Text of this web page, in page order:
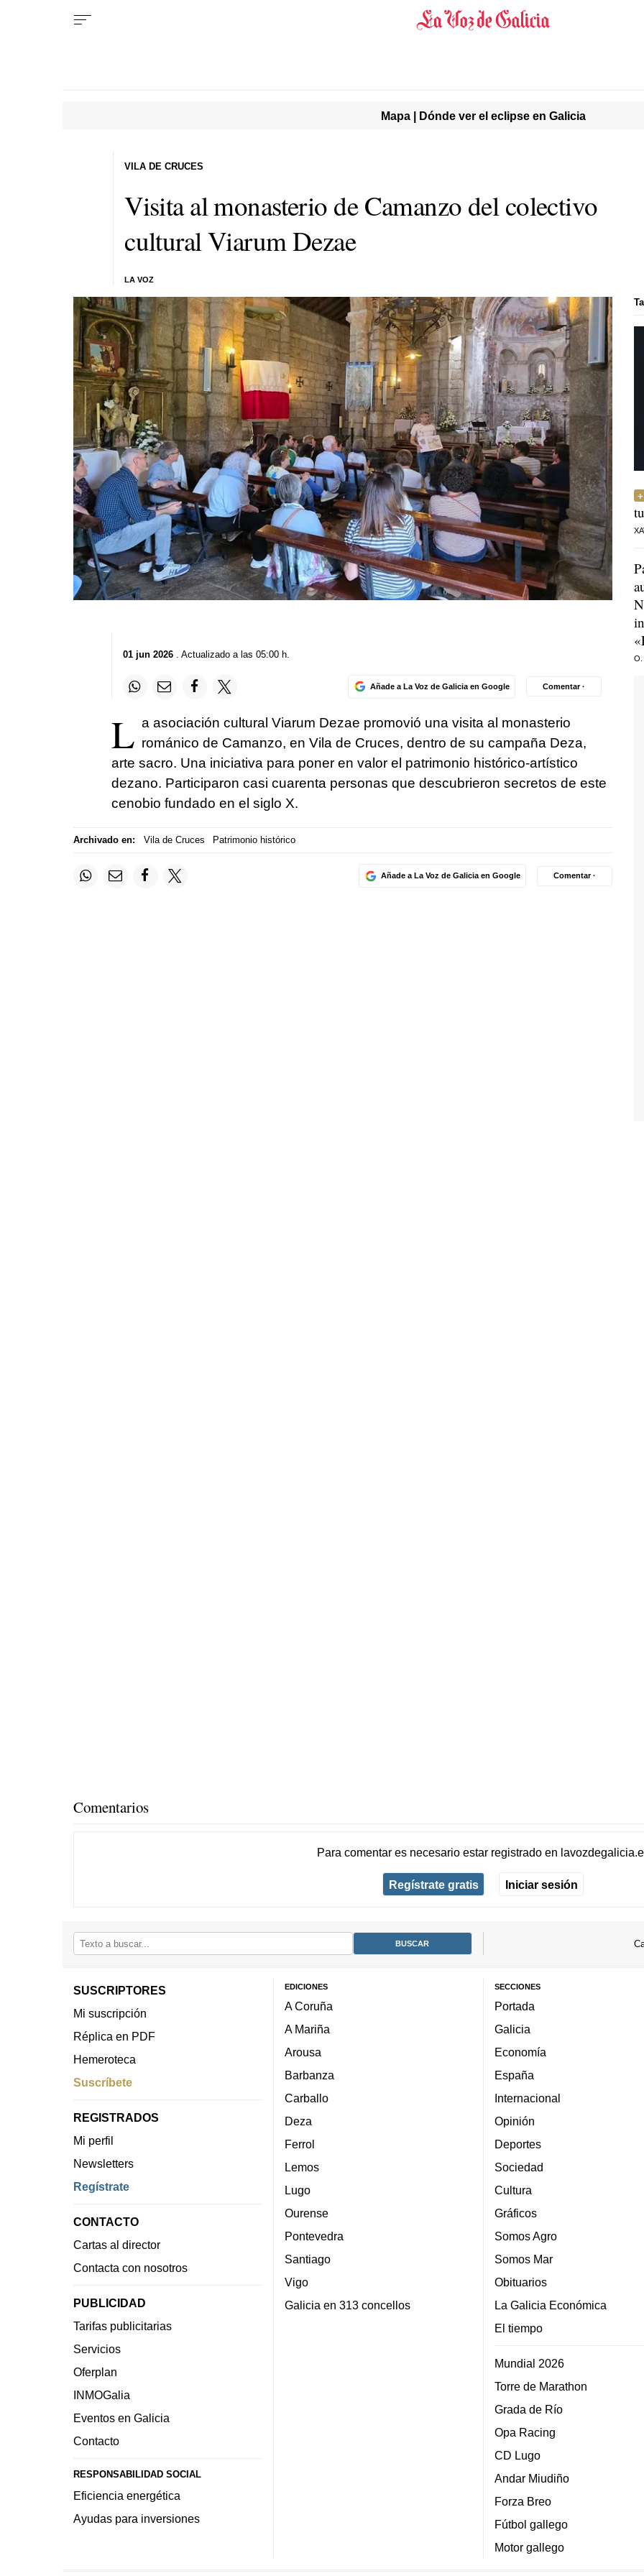
Mapa | Dónde ver el eclipse en Galicia
Visita al monasterio de Camanzo del colectivo
cultural Viarum Dezae
LA VOZ
VILA DE CRUCES
01 jun 2026. Actualizado a las 05:00 h.
Añade a La Voz de Galicia en Google Comentar ·
L a asociación cultural Viarum Dezae promovió una visita al monasterio
románico de Camanzo, en Vila de Cruces, dentro de su campaña Deza,
arte sacro. Una iniciativa para poner en valor el patrimonio histórico-artístico
dezano. Participaron casi cuarenta personas que descubrieron secretos de este
cenobio fundado en el siglo X.
Archivado en: Vila de Cruces Patrimonio histórico
Añade a La Voz de Galicia en Google Comentar ·
O.
Comentarios
Para comentar es necesario estar registradoen
Regístrate gratis Iniciar sesión
SUSCRIPTORES
Mi suscripción
Réplica en PDF
Hemeroteca
Suscríbete
REGISTRADOS
Mi perfil
Newsletters
Regístrate
CONTACTO
Cartas al director
Contacta con nosotros
PUBLICIDAD
Tarifas publicitarias
Servicios
Oferplan
INMOGalia
Eventos en Galicia
Contacto
RESPONSABILIDAD SOCIAL
Eficiencia energética
Ayudas para inversiones
EDICIONES
A Coruña
A Mariña
Arousa
Barbanza
Carballo
Deza
Ferrol
Lemos
Lugo
Ourense
Pontevedra
Santiago
Vigo
Galicia en 313 concellos
SECCIONES
Portada
Galicia
Economía
España
Internacional
Opinión
Deportes
Sociedad
Cultura
Gráficos
Somos Agro
Somos Mar
Obituarios
La Galicia Económica
El tiempo
Mundial 2026
Torre de Marathon
Grada de Río
Opa Racing
CD Lugo
Andar Miudiño
Forza Breo
Fútbol gallego
Motor gallego